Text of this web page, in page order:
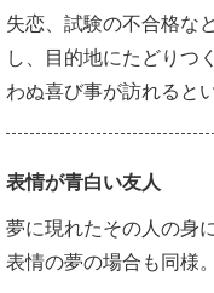
失恋、試験の不合格な
し、目的地にたどりつ
わぬ喜び事が訪れると
表情が青白い友人
夢に現れたその人の身
表情の夢の場合も同様。